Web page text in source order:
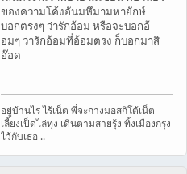
ของความโค้งอันมหึมามหายักษ์
บอกตรงๆ ว่ารักอ้อม หรือจะบอกอ้
อมๆ ว่ารักอ้อมที่อ้อมตรง ก็บอกมาสิ
อ๊อด
อยู่บ้านไร่ ไร้เน็ต พี่จะกางมอสกิโต้เน็ต
เลี้ยงเป็ดไล่ทุ่ง เดินตามสายรุ้ง ทิ้งเมืองกรุง
ไว้กับเธอ ..